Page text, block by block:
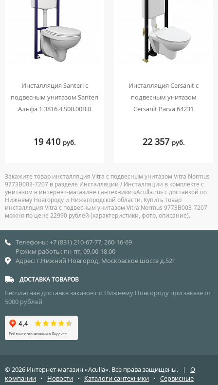
Инсталляция Santeri с
подвесным унитазом Santeri
Альфа 1.3816.4.S00.00B.0
19 410 руб.
Инсталляция Cersanit с
подвесным унитазом
Cersanit Parva 64231
22 357 руб.
Закажите товар инсталляция Vitra с подвесным унитазом Vitra Normus
9773B003-7207 в разделе Инсталляции / Инсталляции в комплекте с
унитазом в интернет-магазине сантехники «Aculla.ru» с доставкой по
Нижнему Новгороду и Нижегородской области. Купить товар
инсталляция Vitra с подвесным унитазом Vitra Normus 9773B003-7207
можно по цене 22990 рублей (характеристики, фото, описание).
Телефоны: +7 (831) 210-67-77, 260-16-69
Режим работы: пн-пт, 09.00-18.00
Адрес: г.Нижний Новгород, Московское шоссе д.52г
ДОСТАВКА ТОВАРОВ
Бесплатная доставка заказов по Нижнему Новгороду при заказе от
5000 рублей
© 2026 Интернет-магазин «Aculla». Все права защищены. | О
компании • Новости • Каталоги сантехники • Сервисные